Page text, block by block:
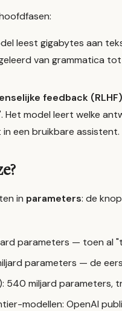
leest gigabytes aan
van grammatica
feedback
Het model leert welke
een bruikbare assistent.
in parameters: de
parameters — toen al
parameters — de
540 miljard parameters,
modellen: OpenAI